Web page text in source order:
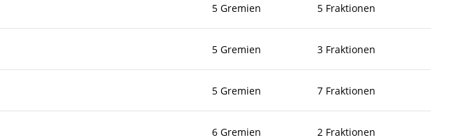
5 Gremien 5 Fraktionen
5 Gremien 3 Fraktionen
5 Gremien 7 Fraktionen
6 Gremien 2 Fraktionen